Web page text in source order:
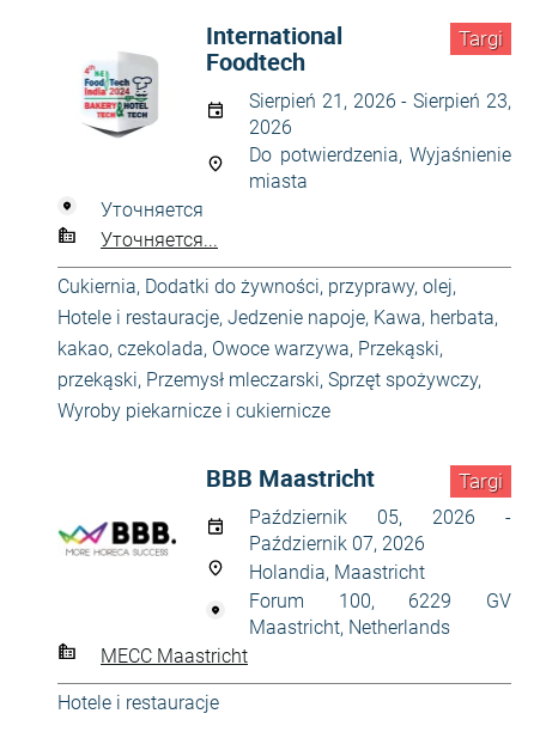
Targi
International
Foodtech
Sierpień 21, 2026 - Sierpień 23,
2026
Do potwierdzenia, Wyjaśnienie
miasta
Уточняется
Уточняется...
Cukiernia, Dodatki do żywności, przyprawy, olej,
Hotele i restauracje, Jedzenie napoje, Kawa, herbata,
kakao, czekolada, Owoce warzywa, Przekąski,
przekąski, Przemysł mleczarski, Sprzęt spożywczy,
Wyroby piekarnicze i cukiernicze
Targi
BBB Maastricht
Październik 05, 2026 -
Październik 07, 2026
Holandia, Maastricht
Forum 100, 6229 GV
Maastricht, Netherlands
MECC Maastricht
Hotele i restauracje